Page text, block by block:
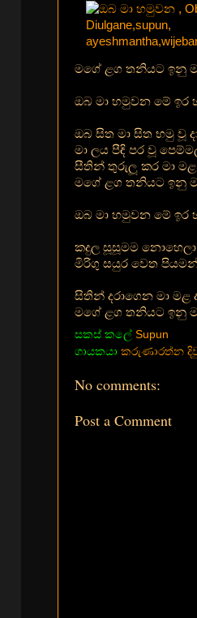
මගේ ළග තනියට ඉනු
ඔබ මා හමුවන මේ ඉර
ඔබ සිත මා සිත භමු වූ
මා ලය පීඳි පර වූ
සීතින් තුරුලූ කර මා මළ
මගේ ළග තනියට ඉනු
ඔබ මා හමුවන මේ ඉර
කදුල සූසූමම
මිරිගු සයුර වෙත පියමන්
සිතින් දරාගෙන මා මළ
මගේ ළග තනියට ඉනු
සකස් කලේ Supun
ගායකයා කරුණාරත්න
No comments:
Post a Comment